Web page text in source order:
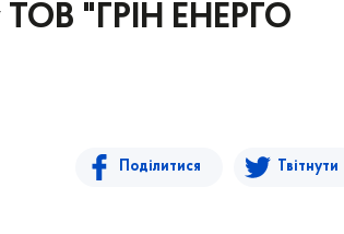
ТОВ "ГРІН ЕНЕРГО
Поділитися Твітнути